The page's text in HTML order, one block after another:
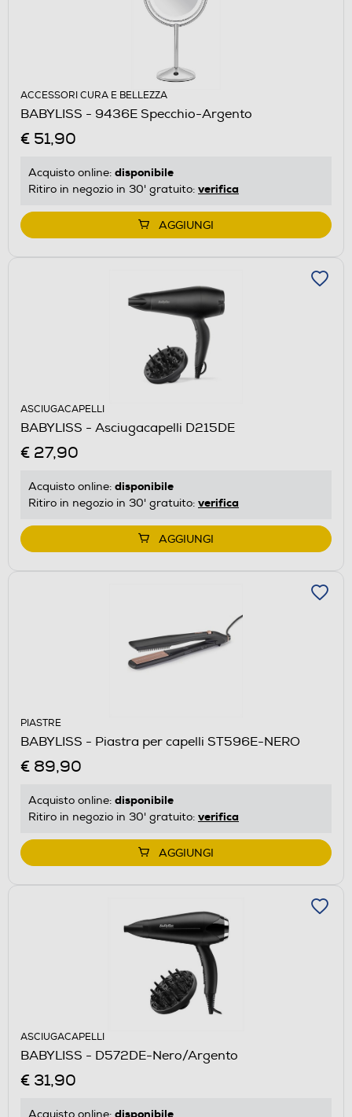
ACCESSORI CURA E BELLEZZA
BABYLISS - 9436E Specchio-Argento
€ 51,90
Acquisto online: disponibile
Ritiro in negozio in 30' gratuito: verifica
AGGIUNGI
ASCIUGACAPELLI
BABYLISS - Asciugacapelli D215DE
€ 27,90
Acquisto online: disponibile
Ritiro in negozio in 30' gratuito: verifica
AGGIUNGI
PIASTRE
BABYLISS - Piastra per capelli ST596E-NERO
€ 89,90
Acquisto online: disponibile
Ritiro in negozio in 30' gratuito: verifica
AGGIUNGI
ASCIUGACAPELLI
BABYLISS - D572DE-Nero/Argento
€ 31,90
Acquisto online: disponibile